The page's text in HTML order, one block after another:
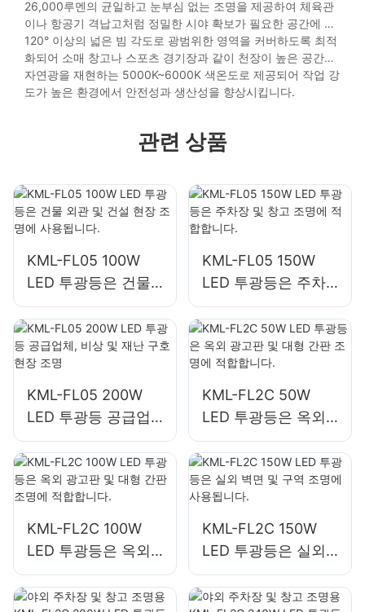
26,000루멘의 균일하고 눈부심 없는 조명을 제공하여 체육관
이나 항공기 격납고처럼 정밀한 시야 확보가 필요한 공간에 이
상적입니다.
120° 이상의 넓은 빔 각도로 광범위한 영역을 커버하도록 최적
화되어 소매 창고나 스포츠 경기장과 같이 천장이 높은 공간에
서도 어두운 부분을 없애줍니다.
자연광을 재현하는 5000K~6000K 색온도로 제공되어 작업 강
도가 높은 환경에서 안전성과 생산성을 향상시킵니다.
관련 상품
KML-FL05 100W
LED 투광등은 건물
외관 및 건설 현장 조
명에 사용됩니다.
KML-FL05 150W
LED 투광등은 주차
장 및 창고 조명에 적
합합니다.
KML-FL05 200W
LED 투광등 공급업
체, 비상 및 재난 구
호 현장 조명
KML-FL2C 50W
LED 투광등은 옥외
광고판 및 대형 간판
조명에 적합합니다.
KML-FL2C 100W
LED 투광등은 옥외
광고판 및 대형 간판
조명에 적합합니다.
KML-FL2C 150W
LED 투광등은 실외
벽면 및 구역 조명에
사용됩니다.